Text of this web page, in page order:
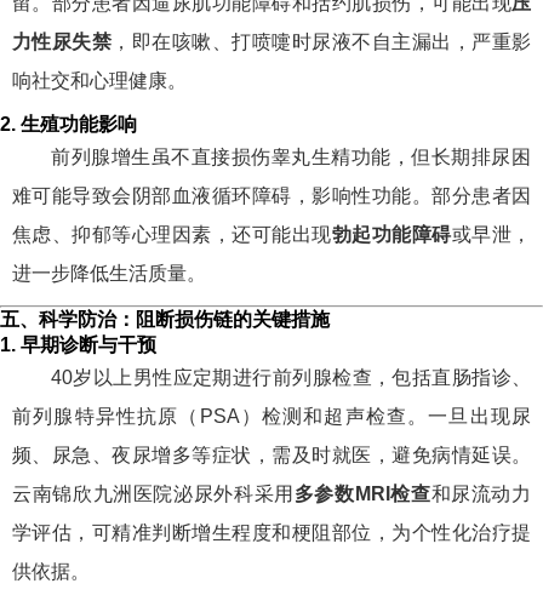
力性尿失禁 ，即在咳嗽、打喷嚏时尿液不自主漏出，严重影
响社交和心理健康。
2. 生殖功能影响
前列腺增生虽不直接损伤睾丸生精功能，但长期排尿困
难可能导致会阴部血液循环障碍，影响性功能。部分患者因
焦虑、抑郁等心理因素，还可能出现勃起功能障碍或早泄，
进一步降低生活质量。
五、科学防治：阻断损伤链的关键措施
1. 早期诊断与干预
40岁以上男性应定期进行前列腺检查，包括直肠指诊、
前列腺特异性抗原（PSA）检测和超声检查。一旦出现尿
频、尿急、夜尿增多等症状，需及时就医，避免病情延误。
云南锦欣九洲医院泌尿外科采用 多参数MRI检查和尿流动力
学评估，可精准判断增生程度和梗阻部位，为个性化治疗提
供依据。